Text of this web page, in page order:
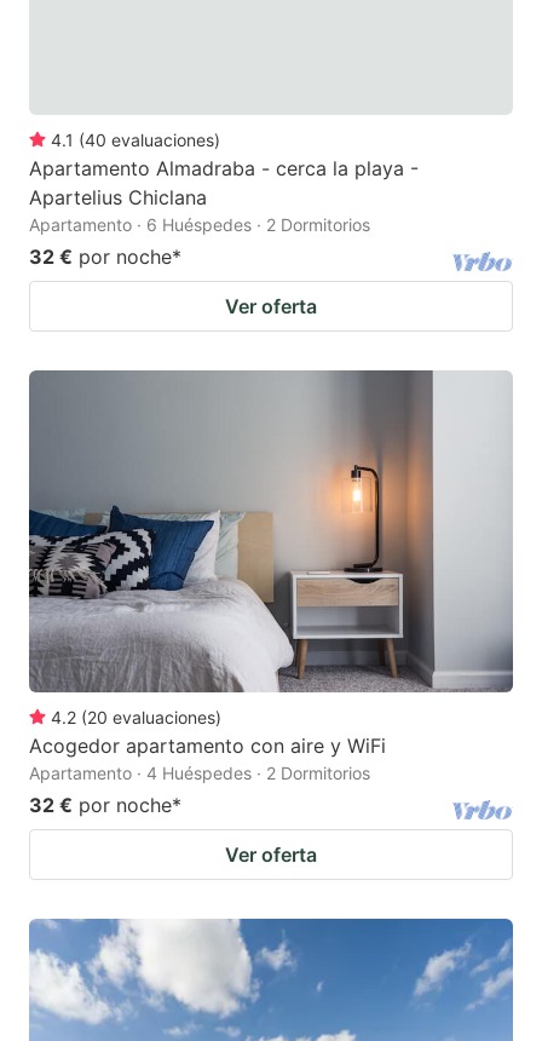
4.1 (40 evaluaciones)
Apartamento Almadraba - cerca la playa -
Apartelius Chiclana
Apartamento · 6 Huéspedes · 2 Dormitorios
32 € por noche*
Ver oferta
4.2 (20 evaluaciones)
Acogedor apartamento con aire y WiFi
Apartamento · 4 Huéspedes · 2 Dormitorios
32 € por noche*
Ver oferta